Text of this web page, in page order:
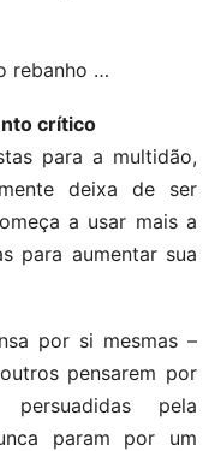
rebanho …
crítico
para a multidão,
deixa de ser
a usar mais a
para aumentar sua
por si mesmas –
pensarem por
pela
param por um